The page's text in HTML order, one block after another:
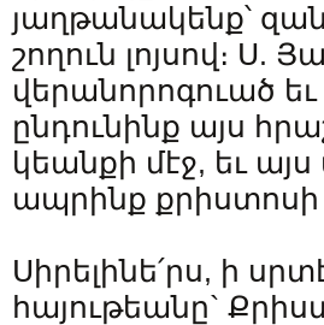
յաղթանակենք՝
շողուն լոյսով։ Ս.
վերանորոգուած
ընդունինք այս
կեանքի մէջ, եւ
ապրինք քրիստոսի
Սիրելինե՛րս, ի
հայութեանը`